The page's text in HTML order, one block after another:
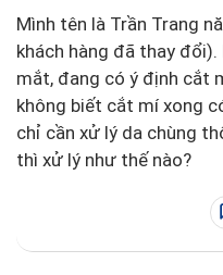
Mình tên là Trần Trang
khách hàng đã thay
mắt, đang có ý định cắt
không biết cắt mí xong
chỉ cần xử lý da chùng
thì xử lý như thế nào?